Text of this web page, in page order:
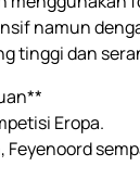
namun
tinggi dan
Eropa.
Feyenoord